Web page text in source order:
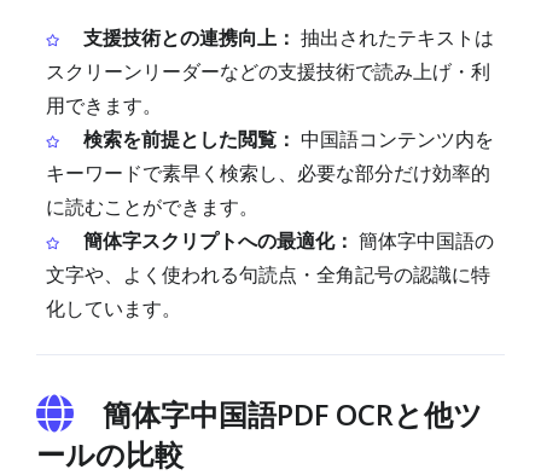
支援技術との連携向上： 抽出されたテキストは
スクリーンリーダーなどの支援技術で読み上げ・利
用できます。
検索を前提とした閲覧： 中国語コンテンツ内を
キーワードで素早く検索し、必要な部分だけ効率的
に読むことができます。
簡体字スクリプトへの最適化： 簡体字中国語の
文字や、よく使われる句読点・全角記号の認識に特
化しています。
簡体字中国語PDF OCRと他ツ
ールの比較